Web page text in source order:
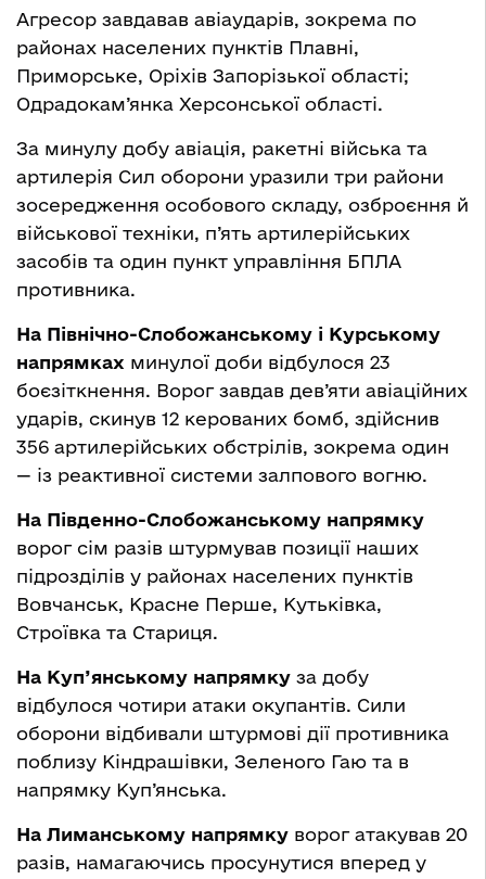
Агресор завдавав авіаударів, зокрема по
районах населених пунктів Плавні,
Приморське, Оріхів Запорізької області;
Одрадокам’янка Херсонської області.
За минулу добу авіація, ракетні війська та
артилерія Сил оборони уразили три райони
зосередження особового складу, озброєння й
військової техніки, п’ять артилерійських
засобів та один пункт управління БПЛА
противника.
На Північно-Слобожанському і Курському
напрямках минулої доби відбулося 23
боєзіткнення. Ворог завдав дев’яти авіаційних
ударів, скинув 12 керованих бомб, здійснив
356 артилерійських обстрілів, зокрема один
— із реактивної системи залпового вогню.
На Південно-Слобожанському напрямку
ворог сім разів штурмував позиції наших
підрозділів у районах населених пунктів
Вовчанськ, Красне Перше, Кутьківка,
Строївка та Стариця.
На Куп’янському напрямку за добу
відбулося чотири атаки окупантів. Сили
оборони відбивали штурмові дії противника
поблизу Кіндрашівки, Зеленого Гаю та в
напрямку Куп’янська.
На Лиманському напрямку ворог атакував 20
разів, намагаючись просунутися вперед у